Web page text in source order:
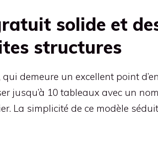
solide et
structures
demeure un excellent point
jusqu’à 10 tableaux avec un
La simplicité de ce modèle